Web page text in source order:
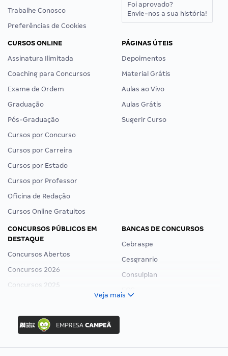
Trabalhe Conosco
Preferências de Cookies
Foi aprovado?
Envie-nos a sua história!
CURSOS ONLINE
Assinatura Ilimitada
Coaching para Concursos
Exame de Ordem
Graduação
Pós-Graduação
Cursos por Concurso
Cursos por Carreira
Cursos por Estado
Cursos por Professor
Oficina de Redação
Cursos Online Gratuitos
PÁGINAS ÚTEIS
Depoimentos
Material Grátis
Aulas ao Vivo
Aulas Grátis
Sugerir Curso
CONCURSOS PÚBLICOS EM
DESTAQUE
Concursos Abertos
Concursos 2026
Concursos 2025
Concurso Ibama
Concurso MPU
Editais publicados
BANCAS DE CONCURSOS
Cebraspe
Cesgranrio
Consulplan
Veja mais